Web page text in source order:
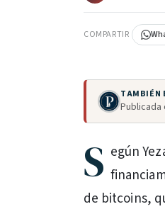
COMPARTIR
TAMBIÉN
Publicada
S egún
de bitcoins,